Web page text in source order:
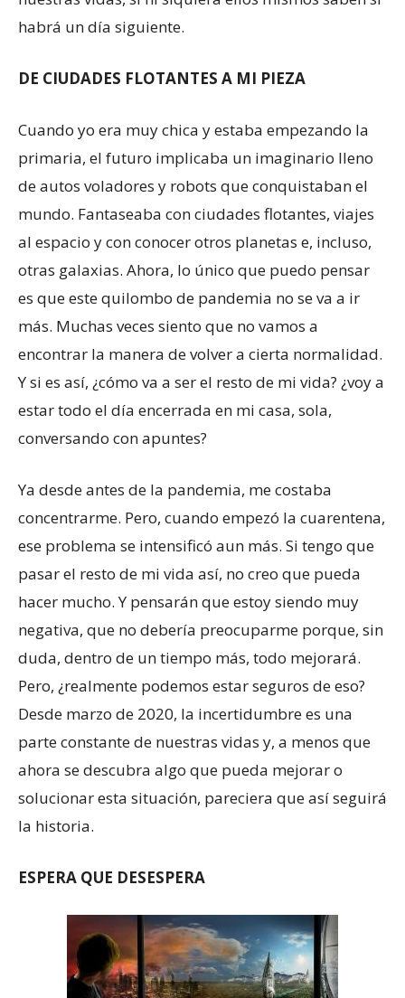
habrá un día siguiente.
DE CIUDADES FLOTANTES A MI PIEZA
Cuando yo era muy chica y estaba empezando la
primaria, el futuro implicaba un imaginario lleno
de autos voladores y robots que conquistaban el
mundo. Fantaseaba con ciudades flotantes, viajes
al espacio y con conocer otros planetas e, incluso,
otras galaxias. Ahora, lo único que puedo pensar
es que este quilombo de pandemia no se va a ir
más. Muchas veces siento que no vamos a
encontrar la manera de volver a cierta normalidad.
Y si es así, ¿cómo va a ser el resto de mi vida? ¿voy a
estar todo el día encerrada en mi casa, sola,
conversando con apuntes?
Ya desde antes de la pandemia, me costaba
concentrarme. Pero, cuando empezó la cuarentena,
ese problema se intensificó aun más. Si tengo que
pasar el resto de mi vida así, no creo que pueda
hacer mucho. Y pensarán que estoy siendo muy
negativa, que no debería preocuparme porque, sin
duda, dentro de un tiempo más, todo mejorará.
Pero, ¿realmente podemos estar seguros de eso?
Desde marzo de 2020, la incertidumbre es una
parte constante de nuestras vidas y, a menos que
ahora se descubra algo que pueda mejorar o
solucionar esta situación, pareciera que así seguirá
la historia.
ESPERA QUE DESESPERA